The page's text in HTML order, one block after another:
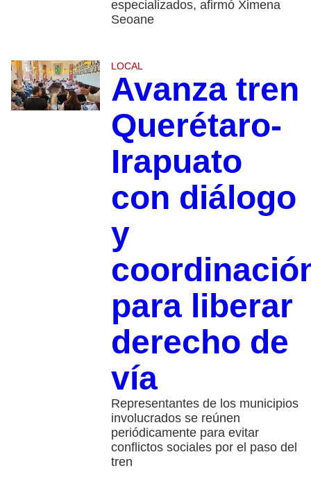
especializados, afirmó Ximena
Seoane
LOCAL
Avanza tren
Querétaro-
Irapuato
con diálogo
y
para liberar
derecho de
vía
Representantes de los municipios
involucrados se reúnen
periódicamente para evitar
conflictos sociales por el paso del
tren